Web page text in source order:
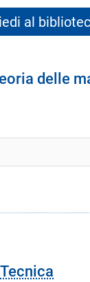
al
delle